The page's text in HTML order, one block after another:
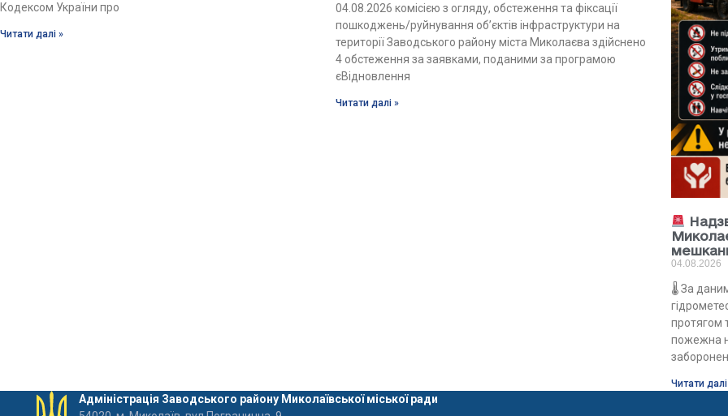
Кодексом України про
Читати далі »
04.08.2026 комісією з огляду, обстеження та фіксації
пошкоджень/руйнування об’єктів інфраструктури на
території Заводського району міста Миколаєва здійснено
4 обстеження за заявками, поданими за програмою
єВідновлення
Читати далі »
04.08.2026
🌡 За
протягом
пожежна
Читати
Адміністрація Заводського району Миколаївської міської ради